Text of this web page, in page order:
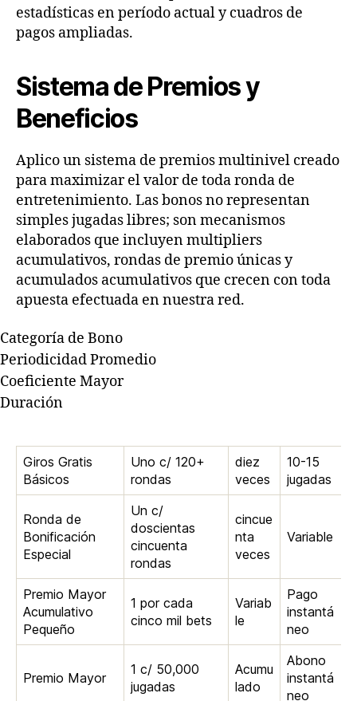
estadísticas en período actual y cuadros de
pagos ampliadas.
Sistema de Premios y
Beneficios
Aplico un sistema de premios multinivel creado
para maximizar el valor de toda ronda de
entretenimiento. Las bonos no representan
simples jugadas libres; son mecanismos
elaborados que incluyen multipliers
acumulativos, rondas de premio únicas y
acumulados acumulativos que crecen con toda
apuesta efectuada en nuestra red.
Categoría de Bono
Periodicidad Promedio
Coeficiente Mayor
Duración
Giros Gratis
Básicos
Uno c/ 120+
rondas
diez
veces
10-15
jugadas
Ronda de
Bonificación
Especial
Un c/
doscientas
cincuenta
rondas
cincue
nta
veces
Variable
Premio Mayor
Acumulativo
Pequeño
1 por cada
cinco mil bets
Variab
le
Pago
instantá
neo
Premio Mayor
1 c/ 50,000
jugadas
Acumu
lado
Abono
instantá
neo